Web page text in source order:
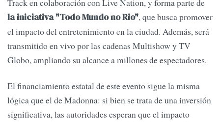
Track en colaboración con Live Nation, y forma parte de
la iniciativa "Todo Mundo no Rio", que busca promover
el impacto del entretenimiento en la ciudad. Además, será
transmitido en vivo por las cadenas Multishow y TV
Globo, ampliando su alcance a millones de espectadores.
El financiamiento estatal de este evento sigue la misma
lógica que el de Madonna: si bien se trata de una inversión
significativa, las autoridades esperan que el impacto